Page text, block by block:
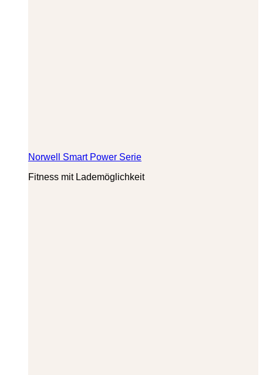
Norwell Smart Power Serie
Fitness mit Lademöglichkeit